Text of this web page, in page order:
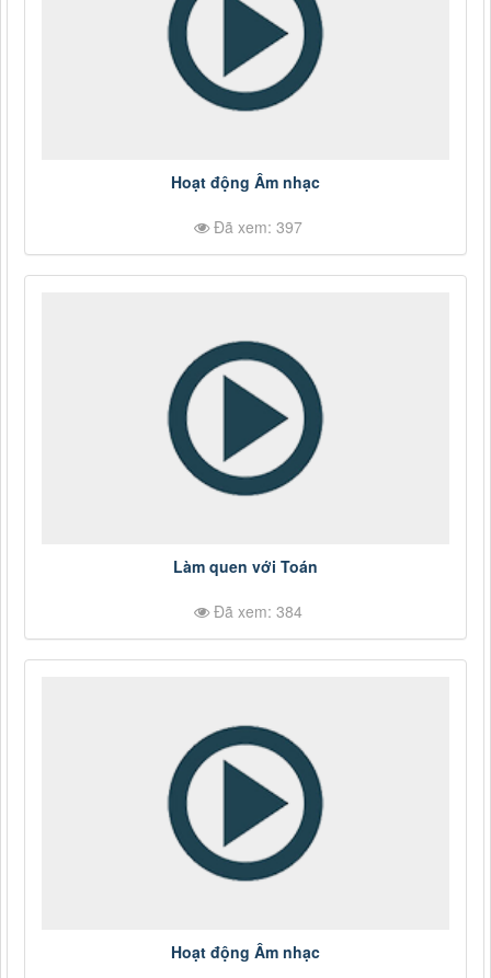
Hoạt động Âm nhạc
Đã xem: 397
Làm quen với Toán
Đã xem: 384
Hoạt động Âm nhạc